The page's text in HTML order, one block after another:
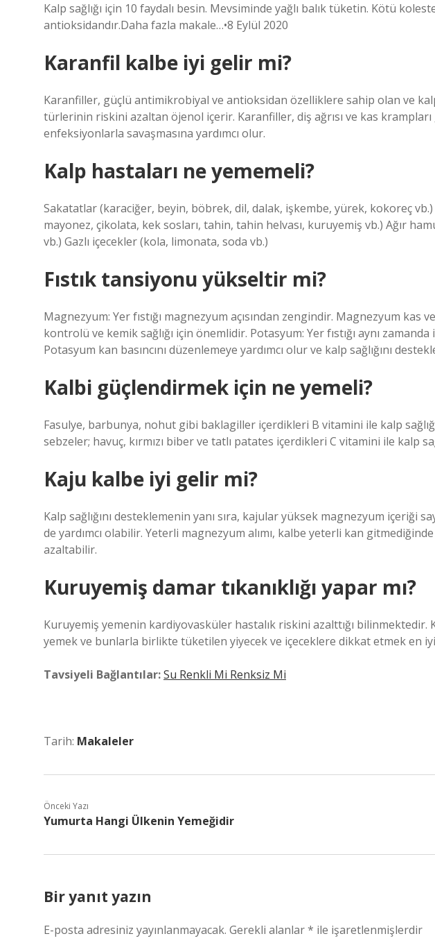
Kalp sağlığı için 10 faydalı besin. Mevsiminde yağlı balık tüketin. Kötü
antioksidandır.Daha fazla makale…•8 Eylül 2020
Karanfil kalbe iyi gelir mi?
Karanfiller, güçlü antimikrobiyal ve antioksidan özelliklere sahip olan ve
türlerinin riskini azaltan öjenol içerir. Karanfiller, diş ağrısı ve kas
enfeksiyonlarla savaşmasına yardımcı olur.
Kalp hastaları ne yememeli?
Sakatatlar (karaciğer, beyin, böbrek, dil, dalak, işkembe, yürek, kokoreç vb.)
mayonez, çikolata, kek sosları, tahin, tahin helvası, kuruyemiş vb.) Ağır
vb.) Gazlı içecekler (kola, limonata, soda vb.)
Fıstık tansiyonu yükseltir mi?
Magnezyum: Yer fıstığı magnezyum açısından zengindir. Magnezyum kas
kontrolü ve kemik sağlığı için önemlidir. Potasyum: Yer fıstığı aynı
Potasyum kan basıncını düzenlemeye yardımcı olur ve kalp sağlığını
Kalbi güçlendirmek için ne yemeli?
Fasulye, barbunya, nohut gibi baklagiller içerdikleri B vitamini ile kalp
sebzeler; havuç, kırmızı biber ve tatlı patates içerdikleri C vitamini ile kalp
Kaju kalbe iyi gelir mi?
Kalp sağlığını desteklemenin yanı sıra, kajular yüksek magnezyum içeriği
de yardımcı olabilir. Yeterli magnezyum alımı, kalbe yeterli kan
azaltabilir.
Kuruyemiş damar tıkanıklığı yapar mı?
Kuruyemiş yemenin kardiyovasküler hastalık riskini azalttığı
yemek ve bunlarla birlikte tüketilen yiyecek ve içeceklere dikkat etmek en iyi
Tavsiyeli Bağlantılar:Su Renkli Mi Renksiz Mi
Tarih: Makaleler
Önceki Yazı
Yumurta Hangi Ülkenin Yemeğidir
Bir yanıt yazın
E-posta adresiniz yayınlanmayacak. Gerekli alanlar* ile işaretlenmişlerdir